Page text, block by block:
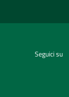
Seguici su